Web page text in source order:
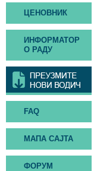
ЦЕНОВНИК
ИНФОРМАТОР
О РАДУ
FAQ
МАПА САЈТА
ФОРУМ